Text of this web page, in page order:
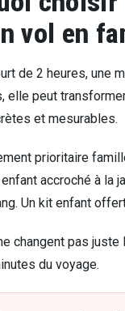
vol en
de 2 heures, une
elle peut
et mesurables.
prioritaire
accroché à la
Un kit enfant
changent pas
du voyage.